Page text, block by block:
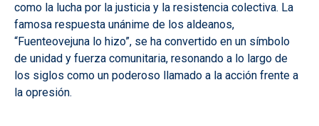
como la lucha por la justicia y la resistencia colectiva. La
famosa respuesta unánime de los aldeanos,
“Fuenteovejuna lo hizo”, se ha convertido en un símbolo
de unidad y fuerza comunitaria, resonando a lo largo de
los siglos como un poderoso llamado a la acción frente a
la opresión.